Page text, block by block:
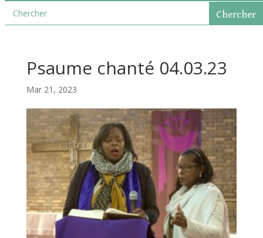
Psaume chanté 04.03.23
Mar 21, 2023